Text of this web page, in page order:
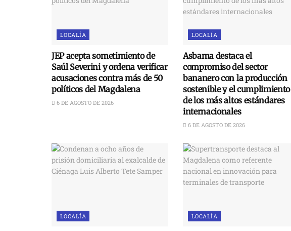
LOCALÍA
JEP acepta sometimiento de
Saúl Severini y ordena verificar
acusaciones contra más de 50
políticos del Magdalena
6 DE AGOSTO DE 2026
LOCALÍA
Asbama destaca el
compromiso del sector
bananero con la producción
sostenible y el cumplimiento
de los más altos estándares
internacionales
6 DE AGOSTO DE 2026
LOCALÍA LOCALÍA